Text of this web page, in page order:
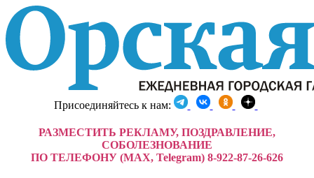
Присоединяйтесь к нам:
РАЗМЕСТИТЬ РЕКЛАМУ, ПОЗДРАВЛЕНИЕ,
СОБОЛЕЗНОВАНИЕ
ПО ТЕЛЕФОНУ (MAX, Telegram) 8-922-87-26-626